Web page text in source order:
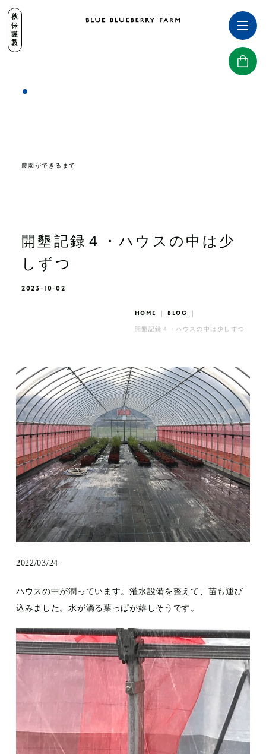
秋保謹製
農園ができるまで
開墾記録４・ハウスの中は少
しずつ
2023-10-02
HOME BLOG
開墾記録４・ハウスの中は少しずつ
2022/03/24
ハウスの中が潤っています。灌水設備を整えて、苗も運び
込みました。水が滴る葉っぱが嬉しそうです。